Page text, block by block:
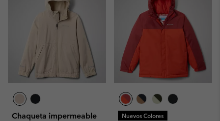
Chaqueta impermeable
Nuevos Colores